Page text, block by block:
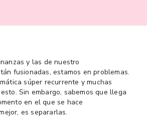
y las de nuestro
fusionadas, estamos en problemas.
súper recurrente y muchas
Sin embargo, sabemos que llega
en el que se hace
es separarlas.